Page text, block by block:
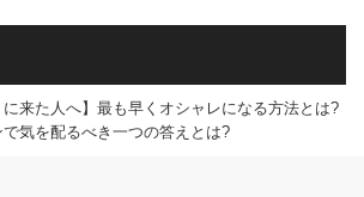
に来た人へ】最も早くオシャレになる方法とは?
気を配るべき一つの答えとは?